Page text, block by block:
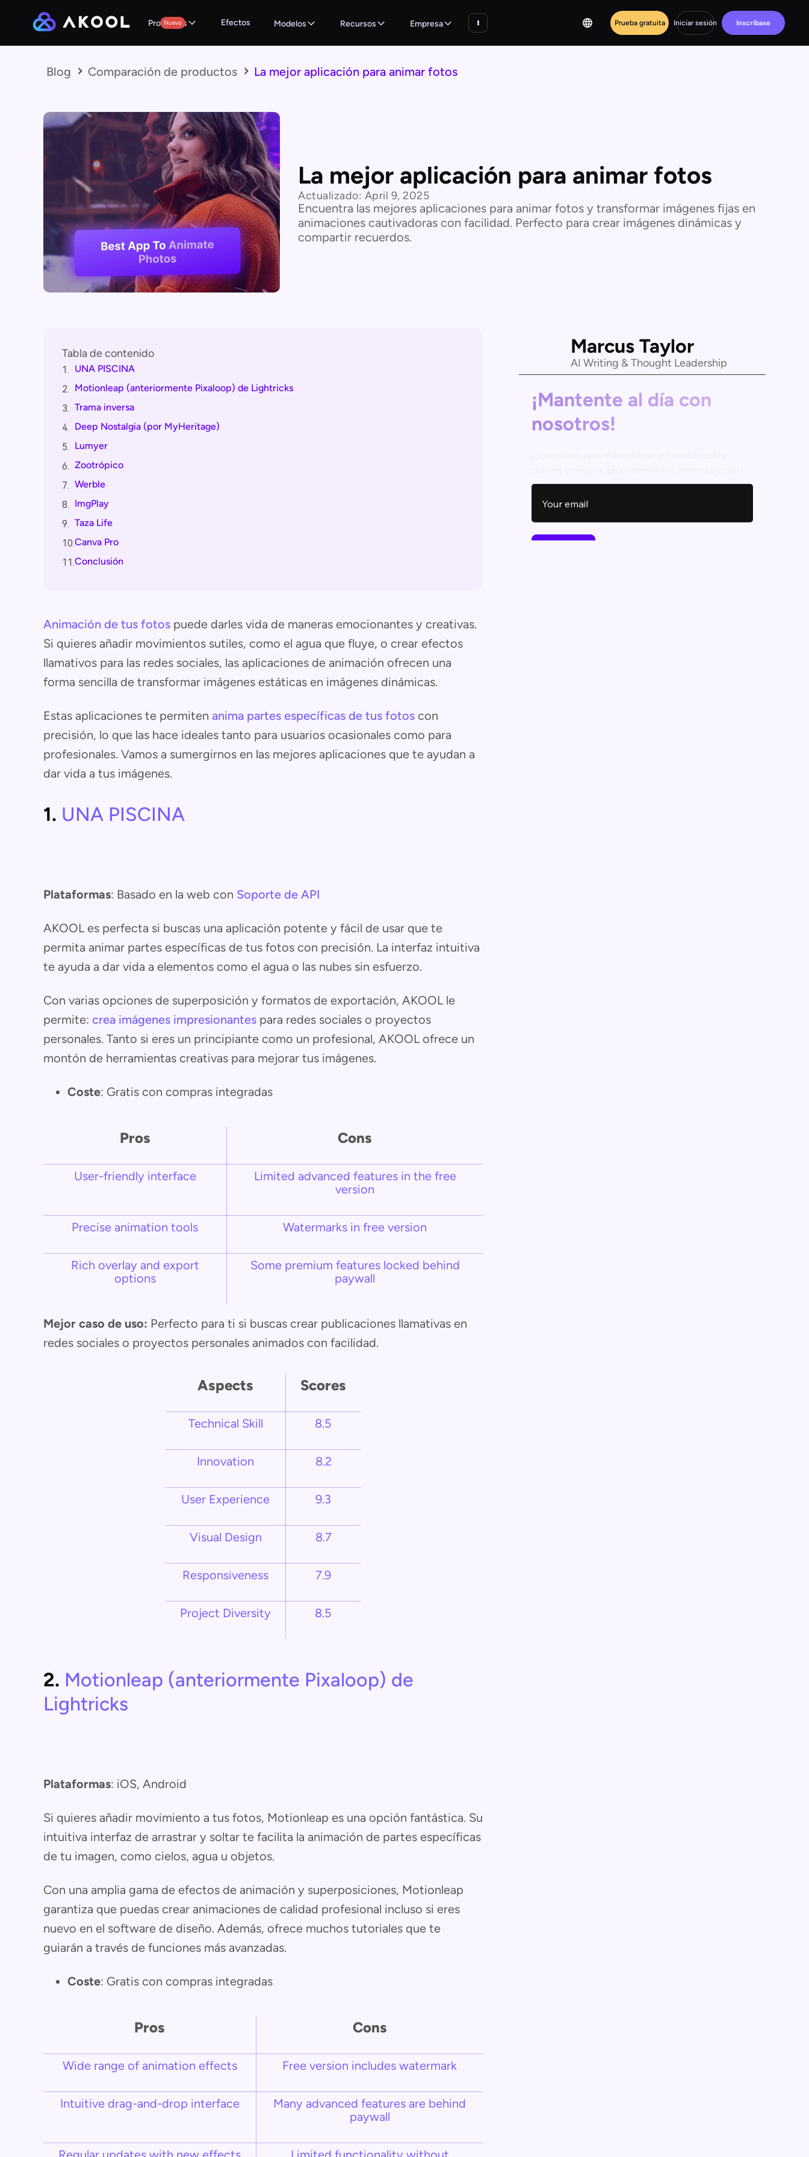
Productos
Nuevo Efectos Modelos Recursos Empresa Prueba gratuita Iniciar sesión Inscríbase
Blog Comparación de productos La mejor aplicación para animar fotos
La mejor aplicación para animar fotos
Actualizado: April 9, 2025
Encuentra las mejores aplicaciones para animar fotos y transformar imágenes fijas en
animaciones cautivadoras con facilidad. Perfecto para crear imágenes dinámicas y
compartir recuerdos.
Tabla de contenido
1. UNA PISCINA
2. Motionleap (anteriormente Pixaloop) de Lightricks
3. Trama inversa
4. Deep Nostalgia (por MyHeritage)
5. Lumyer
6. Zootrópico
7. Werble
8. ImgPlay
9. Taza Life
10.Canva Pro
11.Conclusión
Animación de tus fotos puede darles vida de maneras emocionantes y creativas.
Si quieres añadir movimientos sutiles, como el agua que fluye, o crear efectos
llamativos para las redes sociales, las aplicaciones de animación ofrecen una
forma sencilla de transformar imágenes estáticas en imágenes dinámicas.
Estas aplicaciones te permiten anima partes específicas de tus fotos con
precisión, lo que las hace ideales tanto para usuarios ocasionales como para
profesionales. Vamos a sumergirnos en las mejores aplicaciones que te ayudan a
dar vida a tus imágenes.
1. UNA PISCINA
Plataformas: Basado en la web con Soporte de API
AKOOL es perfecta si buscas una aplicación potente y fácil de usar que te
permita animar partes específicas de tus fotos con precisión. La interfaz intuitiva
te ayuda a dar vida a elementos como el agua o las nubes sin esfuerzo.
Con varias opciones de superposición y formatos de exportación, AKOOL le
permite: crea imágenes impresionantes para redes sociales o proyectos
personales. Tanto si eres un principiante como un profesional, AKOOL ofrece un
montón de herramientas creativas para mejorar tus imágenes.
Coste: Gratis con compras integradas
Pros Cons
User-friendly interface
Limited advanced features in the free
version
Precise animation tools Watermarks in free version
Rich overlay and export
options
Some premium features locked behind
paywall
Mejor caso de uso: Perfecto para ti si buscas crear publicaciones llamativas en
redes sociales o proyectos personales animados con facilidad.
Aspects Scores
Technical Skill 8.5
Innovation 8.2
User Experience 9.3
Visual Design 8.7
Responsiveness 7.9
Project Diversity 8.5
2. Motionleap (anteriormente Pixaloop) de
Lightricks
Plataformas: iOS, Android
Si quieres añadir movimiento a tus fotos, Motionleap es una opción fantástica. Su
intuitiva interfaz de arrastrar y soltar te facilita la animación de partes específicas
de tu imagen, como cielos, agua u objetos.
Con una amplia gama de efectos de animación y superposiciones, Motionleap
garantiza que puedas crear animaciones de calidad profesional incluso si eres
nuevo en el software de diseño. Además, ofrece muchos tutoriales que te
guiarán a través de funciones más avanzadas.
Coste: Gratis con compras integradas
Pros Cons
Wide range of animation effects Free version includes watermark
Intuitive drag-and-drop interface
Many advanced features are behind
paywall
Marcus Taylor
AI Writing & Thought Leadership
¡Mantente al día con
nosotros!